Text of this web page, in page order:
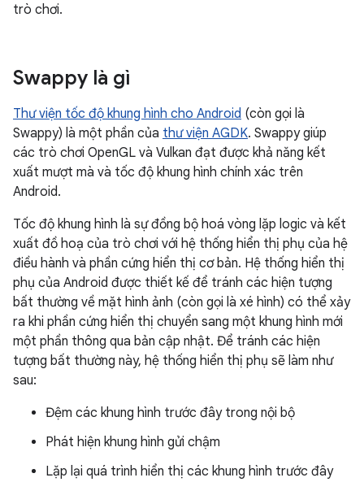
trò chơi.
Swappy là gì
Thư viện tốc độ khung hình cho Android (còn gọi là
Swappy) là một phần của thư viện AGDK. Swappy giúp
các trò chơi OpenGL và Vulkan đạt được khả năng kết
xuất mượt mà và tốc độ khung hình chính xác trên
Android.
Tốc độ khung hình là sự đồng bộ hoá vòng lặp logic và kết
xuất đồ hoạ của trò chơi với hệ thống hiển thị phụ của hệ
điều hành và phần cứng hiển thị cơ bản. Hệ thống hiển thị
phụ của Android được thiết kế để tránh các hiện tượng
bất thường về mặt hình ảnh (còn gọi là xé hình) có thể xảy
ra khi phần cứng hiển thị chuyển sang một khung hình mới
một phần thông qua bản cập nhật. Để tránh các hiện
tượng bất thường này, hệ thống hiển thị phụ sẽ làm như
sau:
Đệm các khung hình trước đây trong nội bộ
Phát hiện khung hình gửi chậm
Lặp lại quá trình hiển thị các khung hình trước đây